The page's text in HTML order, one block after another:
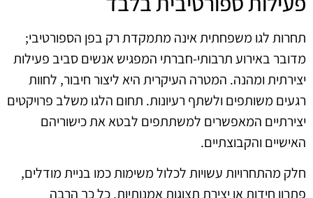
תחרות לגו משפחתית אינה מתמקדת רק בפן הספורטיבי;
מדובר באירוע תרבותי-חברתי המפגיש אנשים סביב פעילות
יצירתית ומהנה. המטרה העיקרית היא ליצור חיבור, לחוות
רגעים משותפים ולשתף רעיונות. תחום הלגו משלב פרויקטים
יצירתיים המאפשרים למשתתפים לבטא את כישוריהם
האישיים והקבוצתיים.
חלק מהתחרויות עשויות לכלול משימות כמו בניית מודלים,
פתרון חידות או יצירת תצוגות אמנותיות. כל כך הרבה